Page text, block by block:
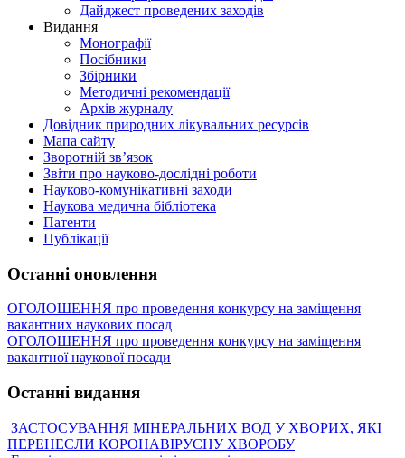
Дайджест проведених заходів
Видання
Монографії
Посібники
Збірники
Методичні рекомендації
Архів журналу
Довідник природних лікувальних ресурсів
Мапа сайту
Зворотній зв’язок
Звіти про науково-дослідні роботи
Науково-комунікативні заходи
Наукова медична бібліотека
Патенти
Публікації
Останні оновлення
ОГОЛОШЕННЯ про проведення конкурсу на заміщення
вакантних наукових посад
ОГОЛОШЕННЯ про проведення конкурсу на заміщення
вакантної наукової посади
Останні видання
ЗАСТОСУВАННЯ МІНЕРАЛЬНИХ ВОД У ХВОРИХ, ЯКІ
ПЕРЕНЕСЛИ КОРОНАВІРУСНУ ХВОРОБУ